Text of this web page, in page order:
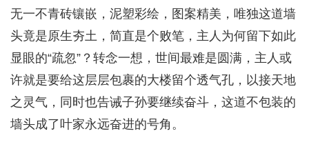
无一不青砖镶嵌，泥塑彩绘，图案精美，唯独这道墙
头竟是原生夯土，简直是个败笔，主人为何留下如此
显眼的“疏忽”？转念一想，世间最难是圆满，主人或
许就是要给这层层包裹的大楼留个透气孔，以接天地
之灵气，同时也告诫子孙要继续奋斗，这道不包装的
墙头成了叶家永远奋进的号角。